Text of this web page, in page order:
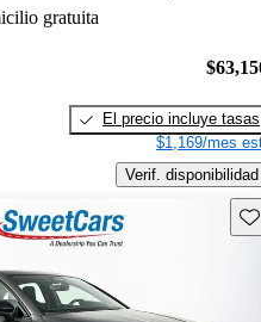
gratuita
El precio incluye tasas
$1,169/mes
Verif. disponibilidad